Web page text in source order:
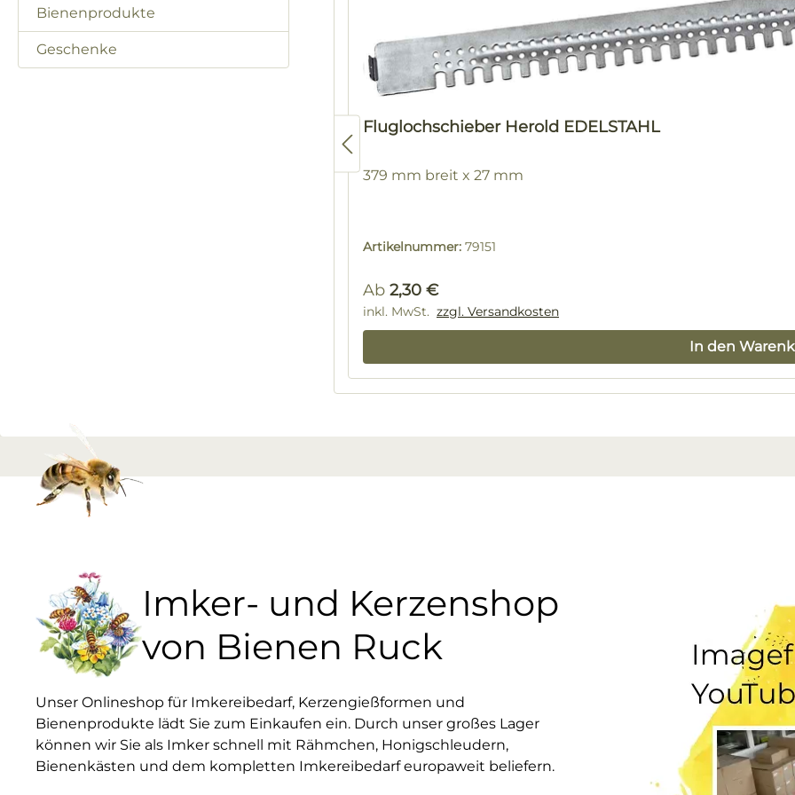
Bienenprodukte
Geschenke
Fluglochschieber Herold EDELSTAHL
379 mm breit x 27 mm
Artikelnummer: 79151
Regulärer Preis:
Ab 2,30 €
inkl. MwSt. zzgl. Versandkosten
In den
Imker- und Kerzenshop
von Bienen Ruck
Unser Onlineshop für Imkereibedarf, Kerzengießformen und
Bienenprodukte lädt Sie zum Einkaufen ein. Durch unser großes Lager
können wir Sie als Imker schnell mit Rähmchen, Honigschleudern,
Bienenkästen und dem kompletten Imkereibedarf europaweit beliefern.